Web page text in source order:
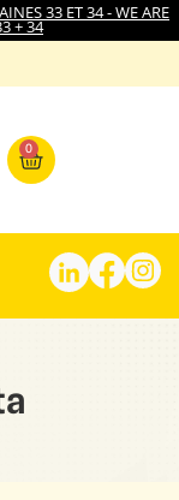
33 ET 34 - WE ARE
+ 34
0